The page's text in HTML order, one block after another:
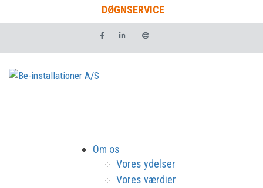
DØGNSERVICE
Om os
Vores ydelser
Vores værdier